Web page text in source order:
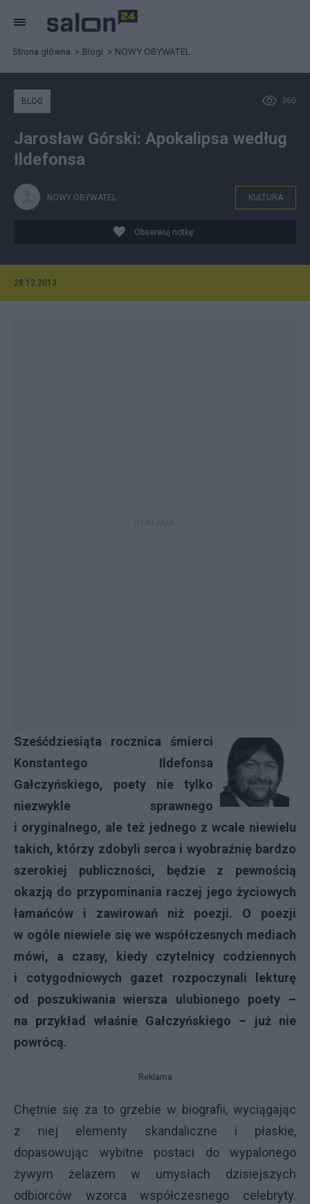
Strona główna Blogi NOWY OBYWATEL
360
BLOG
Jarosław Górski: Apokalipsa według
Ildefonsa
NOWY OBYWATEL KULTURA
Obserwuj notkę
28.12.2013
Sześćdziesiąta rocznica śmierci
Konstantego Ildefonsa
Gałczyńskiego, poety nie tylko
niezwykle sprawnego
i oryginalnego, ale też jednego z wcale niewielu
takich, którzy zdobyli serca i wyobraźnię bardzo
szerokiej publiczności, będzie z pewnością
okazją do przypominania raczej jego życiowych
łamańców i zawirowań niż poezji. O poezji
w ogóle niewiele się we współczesnych mediach
mówi, a czasy, kiedy czytelnicy codziennych
i cotygodniowych gazet rozpoczynali lekturę
od poszukiwania wiersza ulubionego poety –
na przykład właśnie Gałczyńskiego – już nie
powrócą.
Reklama
Chętnie się za to grzebie w biografii, wyciągając
z niej elementy skandaliczne i płaskie,
dopasowując wybitne postaci do wypalonego
żywym żelazem w umysłach dzisiejszych
odbiorców wzorca współczesnego celebryty.